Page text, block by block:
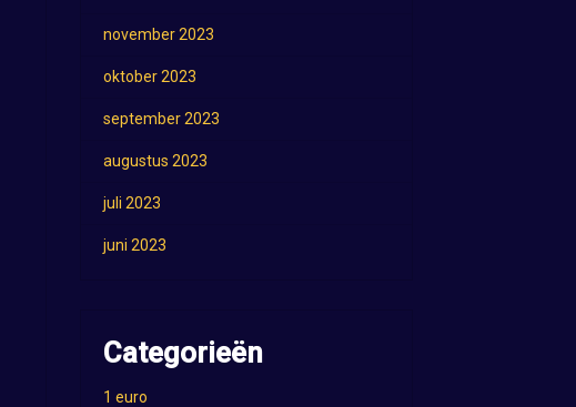
november 2023
oktober 2023
september 2023
augustus 2023
juli 2023
juni 2023
Categorieën
1 euro